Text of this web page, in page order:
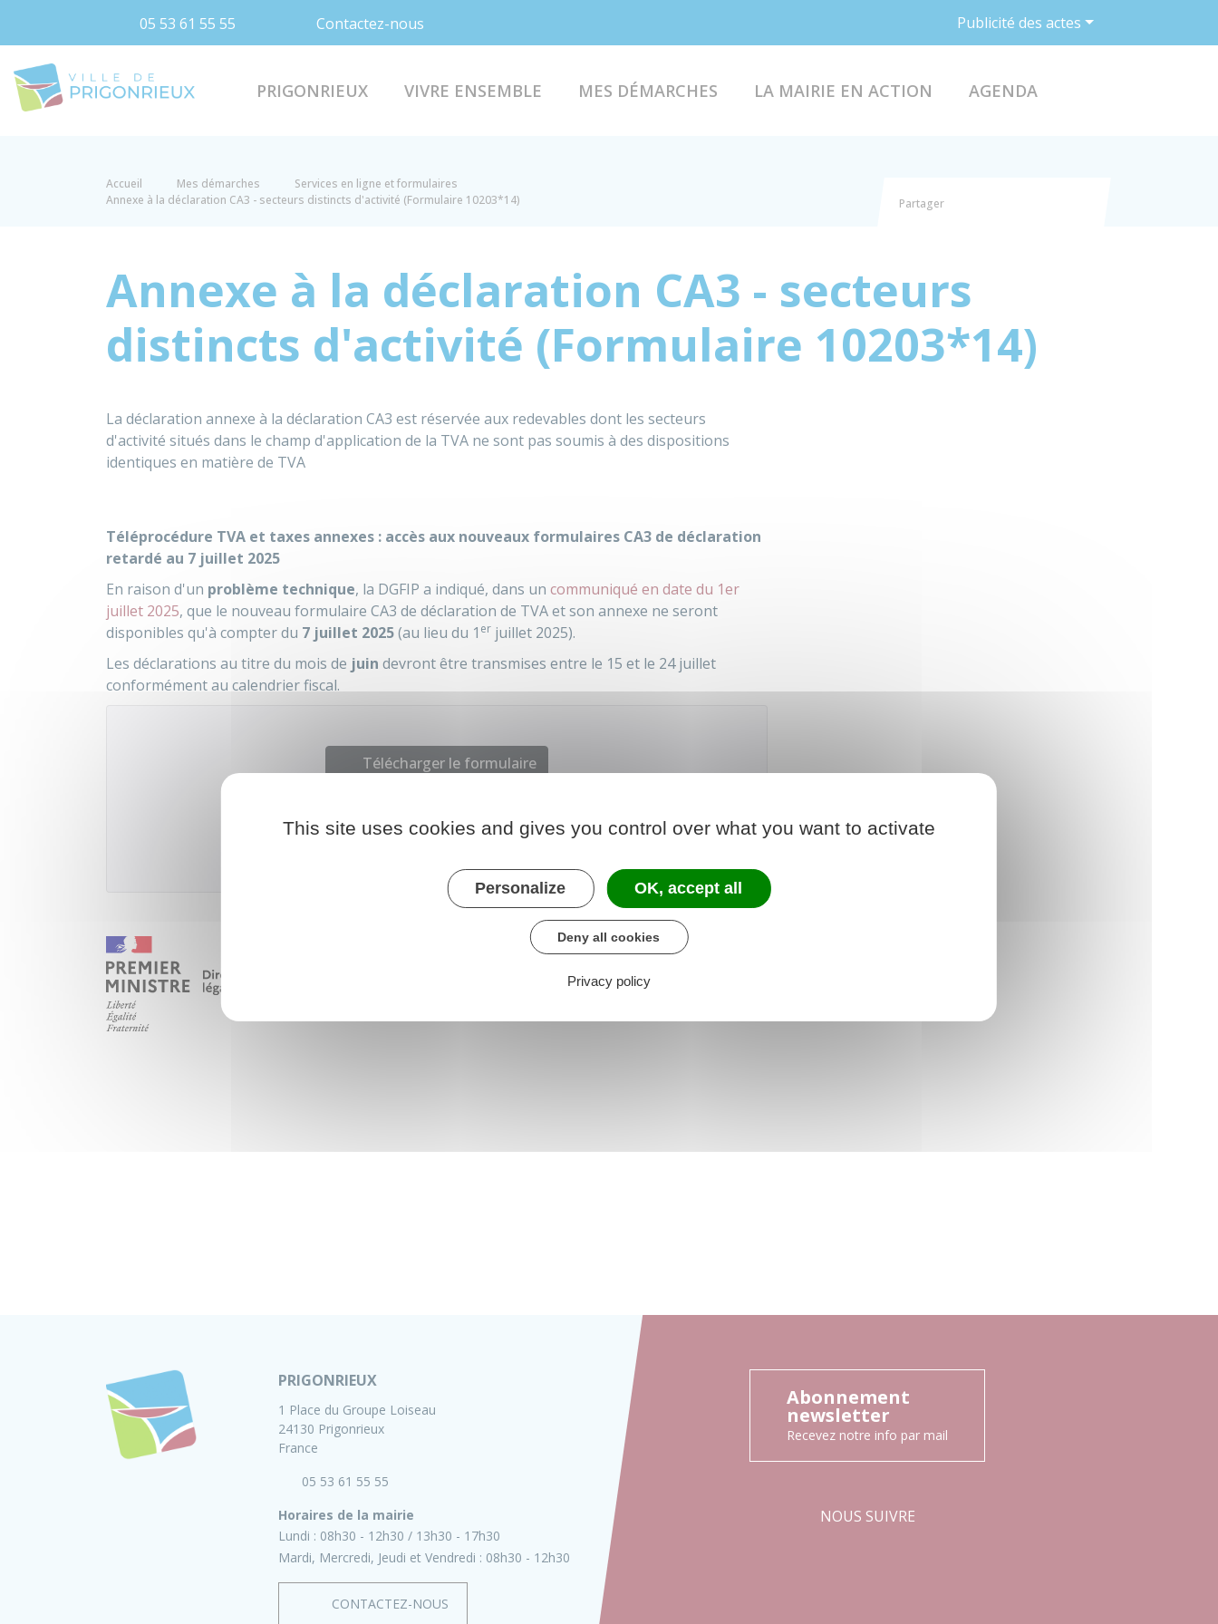
05 53 61 55 55 Contactez-nous Publicité des actes
PRIGONRIEUX VIVRE ENSEMBLE MES DÉMARCHES LA MAIRIE EN ACTION AGENDA
Accueil Mes démarches
Services en ligne et formulaires
Annexe à la déclaration CA3 - secteurs distincts d'activité (Formulaire 10203*14)
Partager
Annexe à la déclaration CA3 - secteurs
distincts d'activité (Formulaire 10203*14)
La déclaration annexe à la déclaration CA3 est réservée aux redevables dont les secteurs
d'activité situés dans le champ d'application de la TVA ne sont pas soumis à des dispositions
identiques en matière de TVA
Téléprocédure TVA et taxes annexes : accès aux nouveaux formulaires CA3 de déclaration
retardé au 7 juillet 2025
En raison d'un problème technique, la DGFIP a indiqué, dans un communiqué en date du 1er
juillet 2025, que le nouveau formulaire CA3 de déclaration de TVA et son annexe ne seront
disponibles qu'à compter du 7 juillet 2025(au lieu du 1 er juillet 2025).
Les déclarations au titre du mois de juin devront être transmises entre le 15 et le 24 juillet
conformément au calendrier fiscal.
Télécharger le formulaire
PRIGONRIEUX
1 Place du Groupe Loiseau
24130 Prigonrieux
France
05 53 61 55 55
Horaires de la mairie
Lundi : 08h30 - 12h30
13h30 - 17h30
Mardi, Mercredi, Jeudi et Vendredi : 08h30 - 12h30
CONTACTEZ-NOUS
Abonnement
newsletter
Recevez notre info par mail
NOUS SUIVRE
This site uses cookies and gives you control over what you want to activate
Personalize OK, accept all
Deny all cookies
Privacy policy